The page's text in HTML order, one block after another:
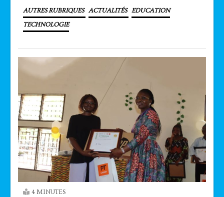
AUTRES RUBRIQUES ACTUALITÉS EDUCATION
TECHNOLOGIE
4 MINUTES